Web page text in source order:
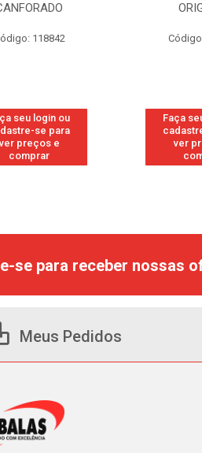
ORIGINAL
118877
seu login ou
se para
preços e
comprar
Faça
ver
se para receber nossas
Meus Pedidos